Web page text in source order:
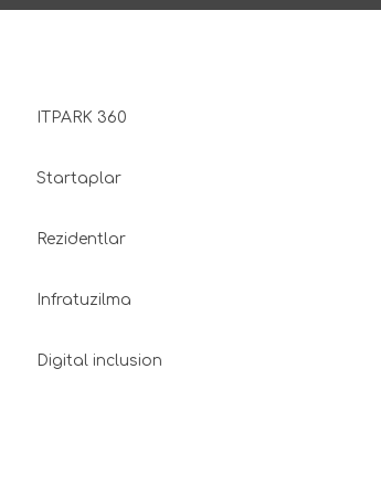
ITPARK 360
Startaplar
Rezidentlar
Infratuzilma
Digital inclusion